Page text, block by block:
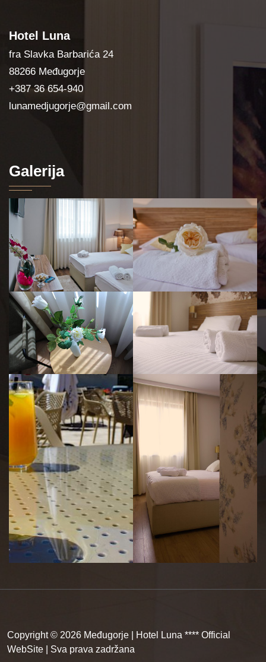
Hotel Luna
fra Slavka Barbarića 24
88266 Međugorje
+387 36 654-940
lunamedjugorje@gmail.com
Galerija
Copyright © 2026 Međugorje | Hotel Luna **** Official
WebSite | Sva prava zadržana